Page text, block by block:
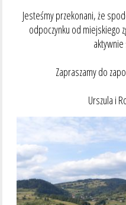
Jesteśmy przekonani, że
odpoczynku od miejskiego
aktywnie
Zapraszamy do
Urszula i